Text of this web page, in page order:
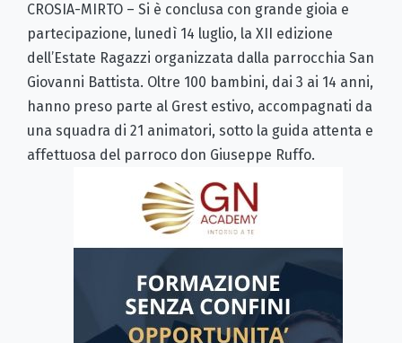
CROSIA-MIRTO – Si è conclusa con grande gioia e
partecipazione, lunedì 14 luglio, la XII edizione
dell’Estate Ragazzi organizzata dalla parrocchia San
Giovanni Battista. Oltre 100 bambini, dai 3 ai 14 anni,
hanno preso parte al Grest estivo, accompagnati da
una squadra di 21 animatori, sotto la guida attenta e
affettuosa del parroco don Giuseppe Ruffo.